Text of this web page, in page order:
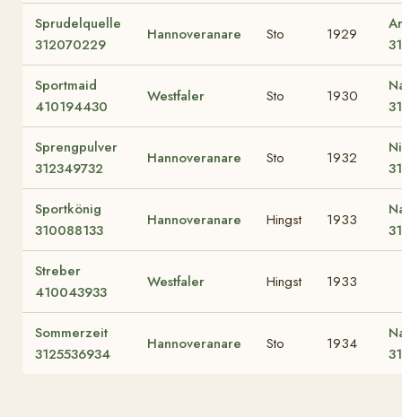
Sprudelquelle
312070229
Hannoveranare Sto 1929
Sportmaid
410194430
Westfaler Sto 1930
Sprengpulver
312349732
Hannoveranare Sto 1932
Sportkönig
310088133
Hannoveranare Hingst 1933
Streber
410043933
Westfaler Hingst 1933
Sommerzeit
3125536934
Hannoveranare Sto 1934